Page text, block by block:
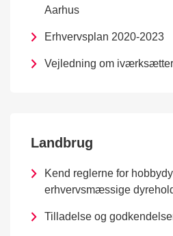
Aarhus
Erhvervsplan 2020-2023
Vejledning om
Landbrug
Kend reglerne for
erhvervsmæssige
Tilladelse og